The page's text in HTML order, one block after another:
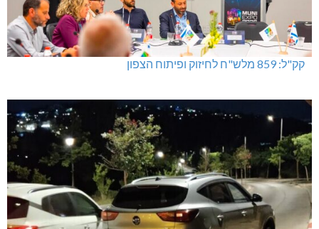
קק"ל: 859 מלש"ח לחיזוק ופיתוח הצפון